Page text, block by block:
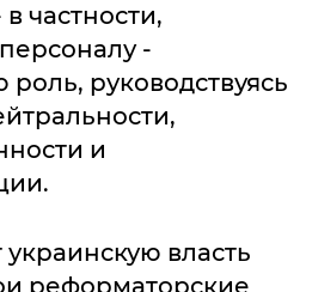
частности,
-
руководствуясь
и
власть
реформаторские